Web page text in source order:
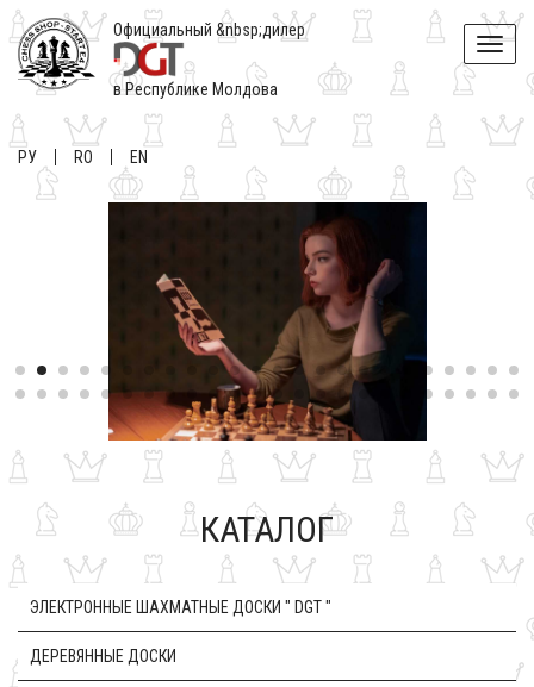
Toggle
Официальный &nbsp;дилер
в Республике Молдова
РУ RO EN
КАТАЛОГ
ЭЛЕКТРОННЫЕ ШАХМАТНЫЕ ДОСКИ " DGT "
ДЕРЕВЯННЫЕ ДОСКИ